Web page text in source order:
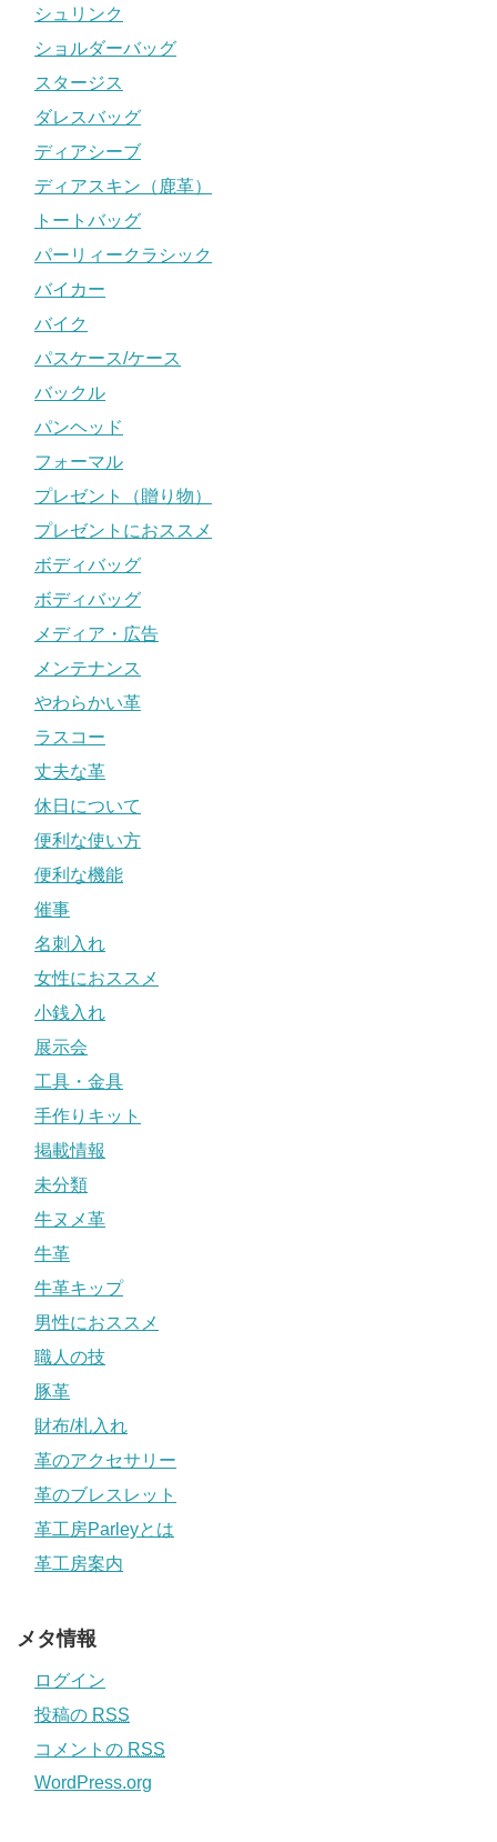
シュリンク
ショルダーバッグ
スタージス
ダレスバッグ
ディアシーブ
ディアスキン（鹿革）
トートバッグ
パーリィークラシック
バイカー
バイク
パスケース/ケース
バックル
パンヘッド
フォーマル
プレゼント（贈り物）
プレゼントにおススメ
ボディバッグ
ボディバッグ
メディア・広告
メンテナンス
やわらかい革
ラスコー
丈夫な革
休日について
便利な使い方
便利な機能
催事
名刺入れ
女性におススメ
小銭入れ
展示会
工具・金具
手作りキット
掲載情報
未分類
牛ヌメ革
牛革
牛革キップ
男性におススメ
職人の技
豚革
財布/札入れ
革のアクセサリー
革のブレスレット
革工房Parleyとは
革工房案内
メタ情報
ログイン
投稿の RSS
コメントの RSS
WordPress.org